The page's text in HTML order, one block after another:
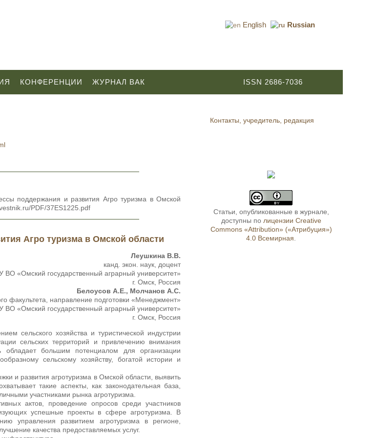
English Russian
ISSN 2686-7036
КОНФЕРЕНЦИИ ЖУРНАЛ ВАК
поддержания и развития Агро туризма в Омской
PDF/37ES1225.pdf
Агро туризма в Омской области
Леушкина В.В.
канд. экон. наук, доцент
«Омский государственный аграрный университет»
г. Омск, Россия
Белоусов А.Е., Молчанов А.С.
факультета, направление подготовки «Менеджмент»
«Омский государственный аграрный университет»
г. Омск, Россия
сельского хозяйства и туристической индустрии
сельских территорий и привлечению внимания
большим потенциалом для организации
сельскому хозяйству, богатой истории и
и развития агротуризма в Омской области, выявить
такие аспекты, как законодательная база,
участниками рынка агротуризма.
актов, проведение опросов среди участников
успешные проекты в сфере агротуризма. В
управления развитием агротуризма в регионе,
качества предоставляемых услуг.
Контакты, учредитель, редакция
Статьи, опубликованные в журнале,
доступны по лицензии Creative
Commons «Attribution» («Атрибуция»)
4.0 Всемирная